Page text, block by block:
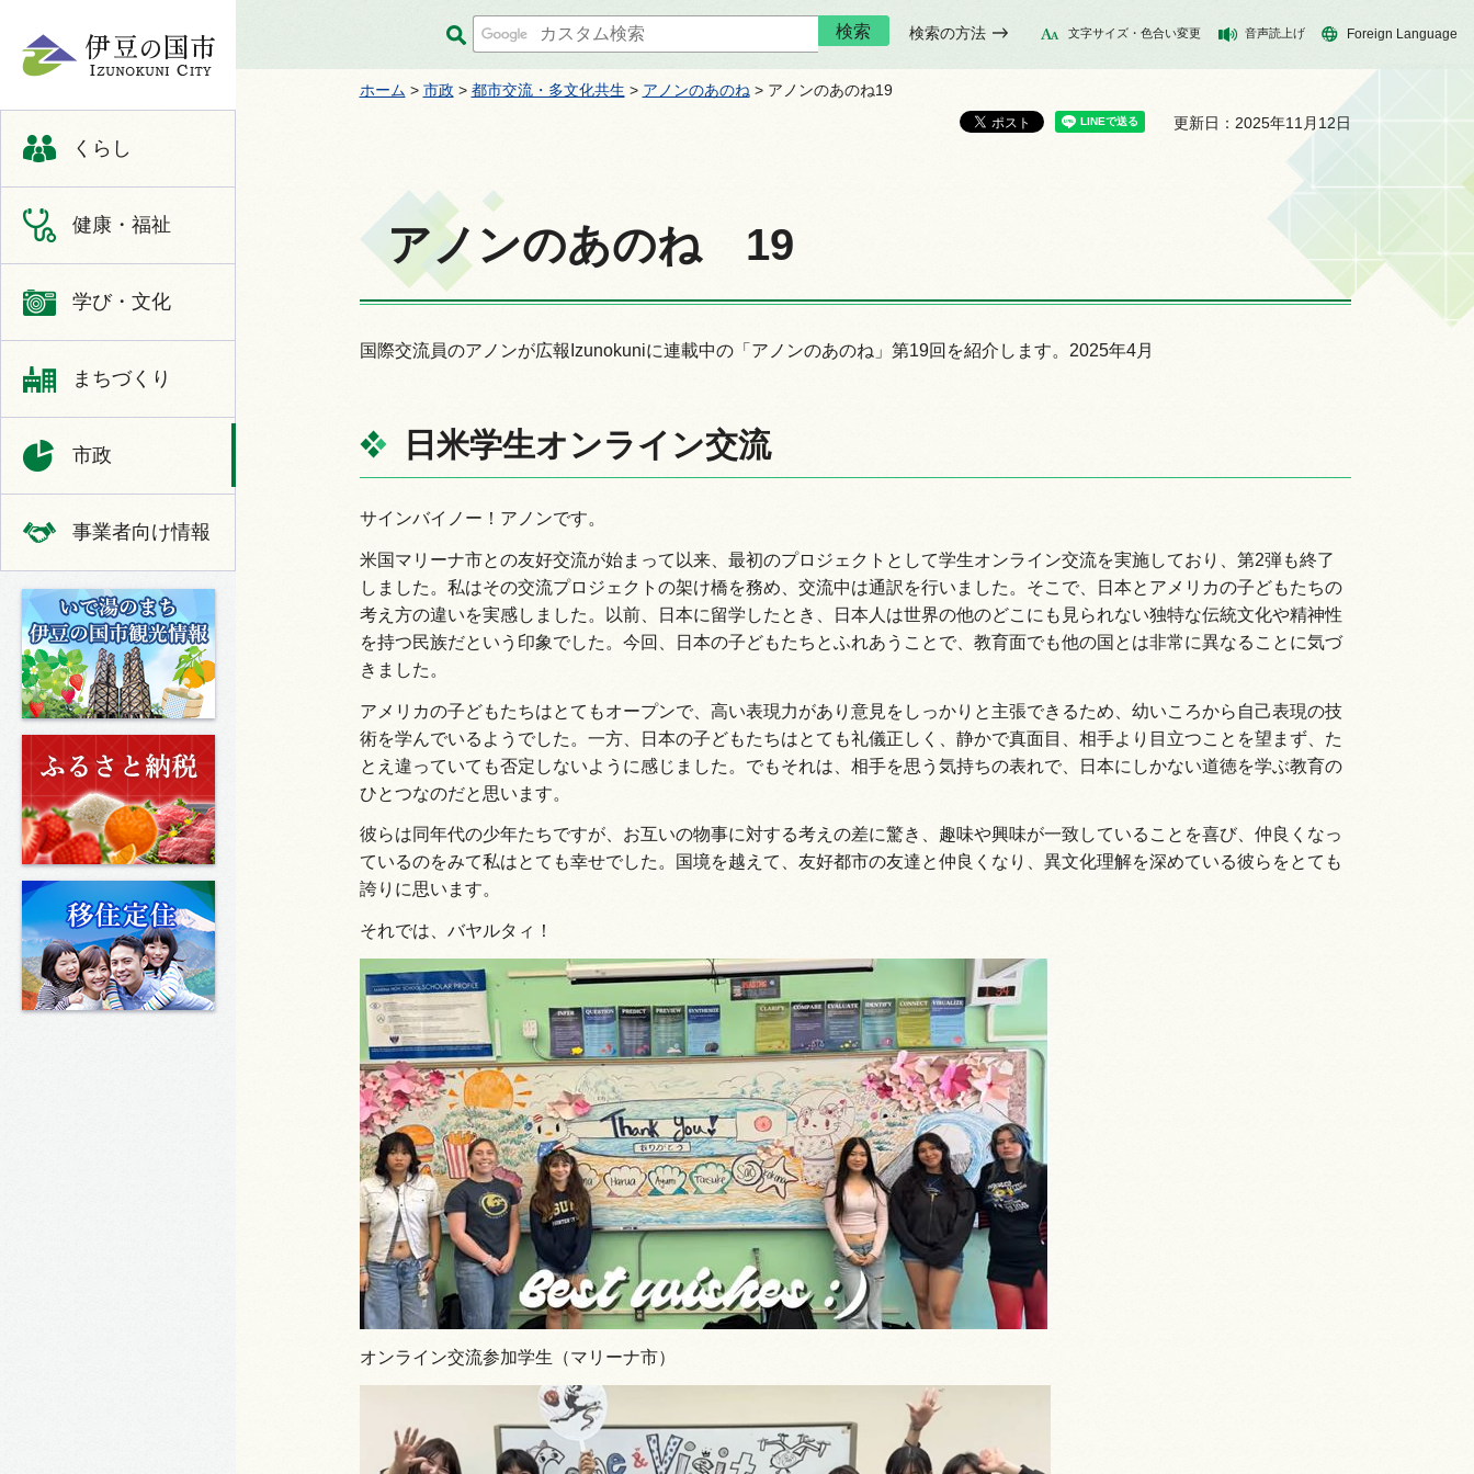
くらし
健康・福祉
学び・文化
まちづくり
市政
事業者向け情報
いで湯のまち 伊豆の国市の観光情報
検索の方法 文字サイズ・色合い変更 音声読上げ Foreign Language
ホーム > 市政 > 都市交流・多文化共生 > アノンのあのね > アノンのあのね19
更新日：2025年11月12日
アノンのあのね 19
国際交流員のアノンが広報Izunokuniに連載中の「アノンのあのね」第19回を紹介します。2025年4月
日米学生オンライン交流
サインバイノー！アノンです。
米国マリーナ市との友好交流が始まって以来、最初のプロジェクトとして学生オンライン交流を実施しており、第2弾も終了
しました。私はその交流プロジェクトの架け橋を務め、交流中は通訳を行いました。そこで、日本とアメリカの子どもたちの
考え方の違いを実感しました。以前、日本に留学したとき、日本人は世界の他のどこにも見られない独特な伝統文化や精神性
を持つ民族だという印象でした。今回、日本の子どもたちとふれあうことで、教育面でも他の国とは非常に異なることに気づ
きました。
アメリカの子どもたちはとてもオープンで、高い表現力があり意見をしっかりと主張できるため、幼いころから自己表現の技
術を学んでいるようでした。一方、日本の子どもたちはとても礼儀正しく、静かで真面目、相手より目立つことを望まず、た
とえ違っていても否定しないように感じました。でもそれは、相手を思う気持ちの表れで、日本にしかない道徳を学ぶ教育の
ひとつなのだと思います。
彼らは同年代の少年たちですが、お互いの物事に対する考えの差に驚き、趣味や興味が一致していることを喜び、仲良くなっ
ているのをみて私はとても幸せでした。国境を越えて、友好都市の友達と仲良くなり、異文化理解を深めている彼らをとても
誇りに思います。
それでは、バヤルタィ！
オンライン交流参加学生（マリーナ市）